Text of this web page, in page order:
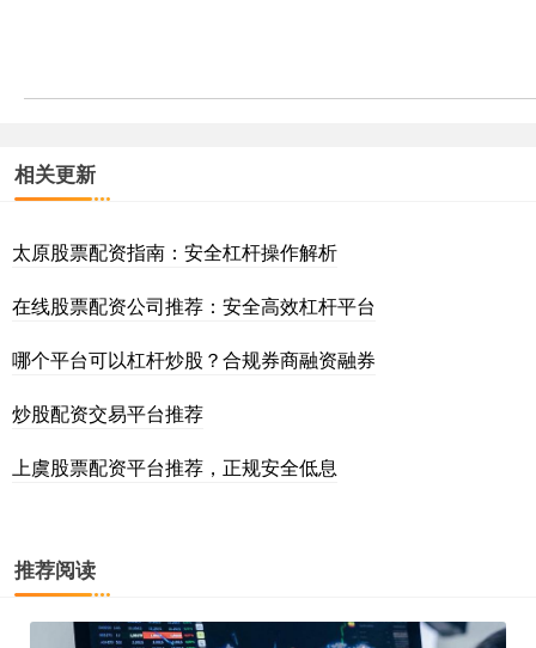
相关更新
太原股票配资指南：安全杠杆操作解析
在线股票配资公司推荐：安全高效杠杆平台
哪个平台可以杠杆炒股？合规券商融资融券
炒股配资交易平台推荐
上虞股票配资平台推荐，正规安全低息
推荐阅读